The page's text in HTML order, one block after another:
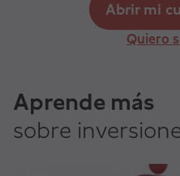
Abrir mi
Quiero
Aprende más
sobre